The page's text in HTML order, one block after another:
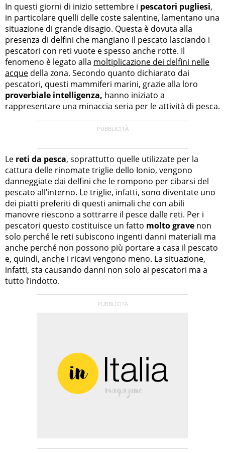
In questi giorni di inizio settembre i pescatori pugliesi,
in particolare quelli delle coste salentine, lamentano una
situazione di grande disagio. Questa è dovuta alla
presenza di delfini che mangiano il pescato lasciando i
pescatori con reti vuote e spesso anche rotte. Il
fenomeno è legato alla moltiplicazione dei delfini nelle
acque della zona. Secondo quanto dichiarato dai
pescatori, questi mammiferi marini, grazie alla loro
proverbiale intelligenza, hanno iniziato a
rappresentare una minaccia seria per le attività di pesca.
Le reti da pesca, soprattutto quelle utilizzate per la
cattura delle rinomate triglie dello Ionio, vengono
danneggiate dai delfini che le rompono per cibarsi del
pescato all’interno. Le triglie, infatti, sono diventate uno
dei piatti preferiti di questi animali che con abili
manovre riescono a sottrarre il pesce dalle reti. Per i
pescatori questo costituisce un fatto molto grave non
solo perché le reti subiscono ingenti danni materiali ma
anche perché non possono più portare a casa il pescato
e, quindi, anche i ricavi vengono meno. La situazione,
infatti, sta causando danni non solo ai pescatori ma a
tutto l’indotto.